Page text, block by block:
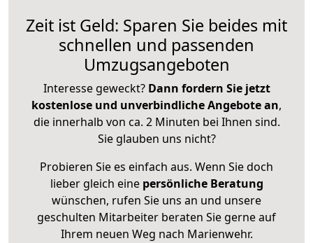
Zeit ist Geld: Sparen Sie beides mit
schnellen und passenden
Umzugsangeboten
Interesse geweckt? Dann fordern Sie jetzt
kostenlose und unverbindliche Angebote an,
die innerhalb von ca. 2 Minuten bei Ihnen sind.
Sie glauben uns nicht?
Probieren Sie es einfach aus. Wenn Sie doch
lieber gleich eine persönliche Beratung
wünschen, rufen Sie uns an und unsere
geschulten Mitarbeiter beraten Sie gerne auf
Ihrem neuen Weg nach Marienwehr.